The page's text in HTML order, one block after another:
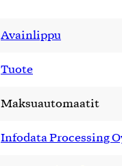
Avainlippu
Tuote
Maksuautomaatit
Infodata Processing